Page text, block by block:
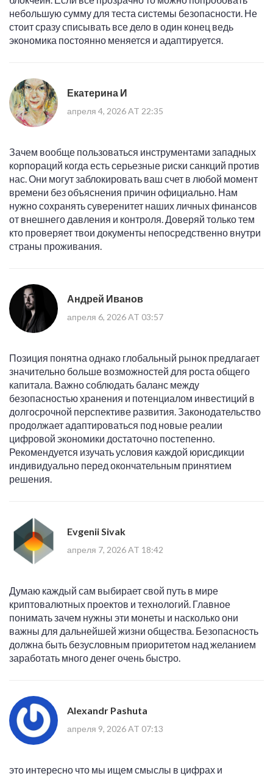
небольшую сумму для теста системы безопасности. Не
стоит сразу списывать все дело в один конец ведь
экономика постоянно меняется и адаптируется.
Екатерина И
апреля 4, 2026 AT 22:35
Зачем вообще пользоваться инструментами западных
корпораций когда есть серьезные риски санкций против
нас. Они могут заблокировать ваш счет в любой момент
времени без объяснения причин официально. Нам
нужно сохранять суверенитет наших личных финансов
от внешнего давления и контроля. Доверяй только тем
кто проверяет твои документы непосредственно внутри
страны проживания.
Андрей Иванов
апреля 6, 2026 AT 03:57
Позиция понятна однако глобальный рынок предлагает
значительно больше возможностей для роста общего
капитала. Важно соблюдать баланс между
безопасностью хранения и потенциалом инвестиций в
долгосрочной перспективе развития. Законодательство
продолжает адаптироваться под новые реалии
цифровой экономики достаточно постепенно.
Рекомендуется изучать условия каждой юрисдикции
индивидуально перед окончательным принятием
решения.
Evgenii Sivak
апреля 7, 2026 AT 18:42
Думаю каждый сам выбирает свой путь в мире
криптовалютных проектов и технологий. Главное
понимать зачем нужны эти монеты и насколько они
важны для дальнейшей жизни общества. Безопасность
должна быть безусловным приоритетом над желанием
заработать много денег очень быстро.
Alexandr Pashuta
апреля 9, 2026 AT 07:13
это интересно что мы ищем смыслы в цифрах и